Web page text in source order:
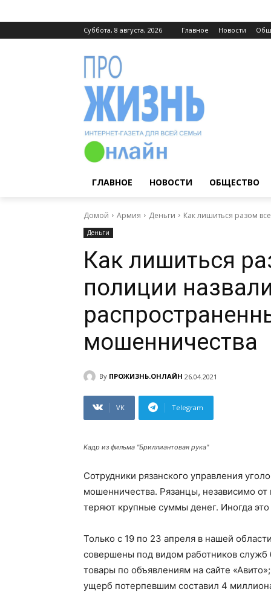
Суббота, 8 августа, 2026 Главное Новости
ГЛАВНОЕ НОВОСТИ ОБЩЕСТВО
Домой Армия Деньги Как лишиться разом
Деньги
Как лишиться
полиции
мошенничества
By ПРОЖИЗНЬ.ОНЛАЙН 26.04.2021
VK Telegram
Кадр из фильма "Бриллиантовая рука"
Сотрудники рязанского управления
мошенничества. Рязанцы, независимо от
теряют крупные суммы денег. Иногда
Только с 19 по 23 апреля в нашей
совершены под видом работников служб
товары по объявлениям на сайте
ущерб потерпевшим составил 4